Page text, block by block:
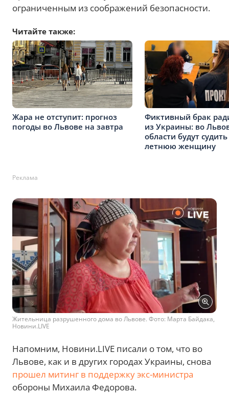
ограниченным из соображений безопасности.
Читайте также:
Жара не отступит: прогноз
погоды во Львове на завтра
Фиктивный брак
из Украины: во
области будут
летнюю женщину
Реклама
Жительница разрушенного дома во Львове. Фото: Марта Байдака,
Новини.LIVE
Напомним, Новини.LIVE писали о том, что во
Львове, как и в других городах Украины, снова
прошел митинг в поддержку экс-министра
обороны Михаила Федорова.